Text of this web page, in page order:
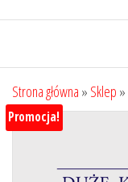
Strona główna » Sklep »
Promocja!